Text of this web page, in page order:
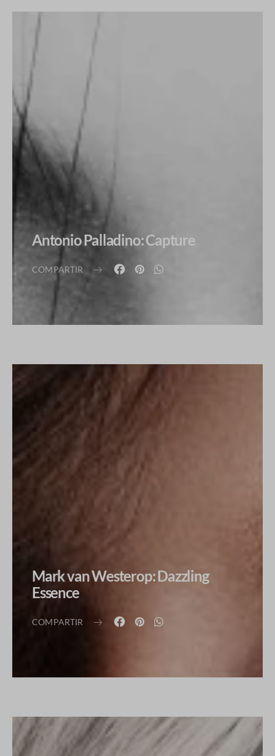
Antonio Palladino: Capture
COMPARTIR
Mark van Westerop: Dazzling
Essence
COMPARTIR